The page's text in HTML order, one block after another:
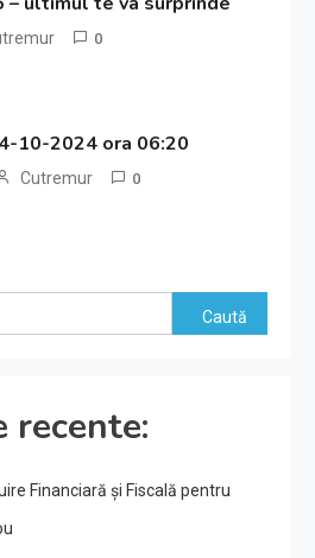
0
10-2024 ora 06:20
Cutremur 0
Caută
recente:
Financiară și Fiscală pentru